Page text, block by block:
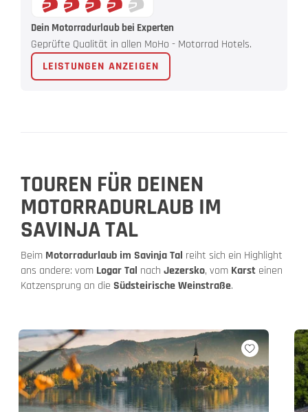
Dein Motorradurlaub bei Experten
Geprüfte Qualität in allen MoHo - Motorrad Hotels.
LEISTUNGEN ANZEIGEN
TOUREN FÜR DEINEN
MOTORRADURLAUB IM
SAVINJA TAL
Beim Motorradurlaub im Savinja Tal reiht sich ein Highlight
ans andere: vom Logar Tal nach Jezersko, vom Karst einen
Katzensprung an die Südsteirische Weinstraße.